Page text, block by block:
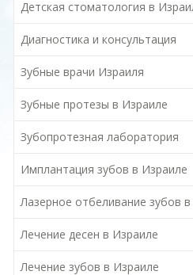
Детская стоматология в
Диагностика и консультация
Зубные врачи Израиля
Зубные протезы в Израиле
Зубопротезная лаборатория
Имплантация зубов в Израиле
Лазерное отбеливание зубов
Лечение десен в Израиле
Лечение зубов в Израиле